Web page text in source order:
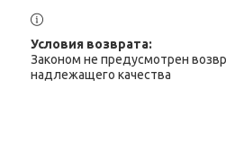
Законом не предусмотрен
надлежащего качества